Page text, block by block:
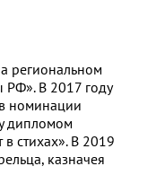
региональном
РФ». В 2017 году
номинации
дипломом
стихах». В 2019
казначея